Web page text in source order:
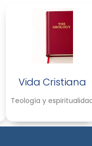
Vida Cristiana
Teología y